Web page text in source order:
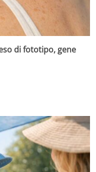
di fototipo, gene